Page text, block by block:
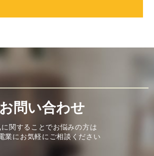
お問い合わせ
に関することでお悩みの方は
業にお気軽にご相談ください